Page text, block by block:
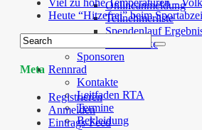
Onlineanmeldung
Teilnehmerliste
Spendenlauf
Laufstrecke
Sponsoren
Rennrad
Kontakte
Leitfaden RTA
Termine
Bekleidung
Heute “Hitzefrei” beim
Meta
Registrieren
Anmelden
Eintrags-Feed